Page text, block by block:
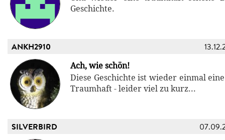
Geschichte.
ANKH2910
Ach, wie schön!
Diese Geschichte ist wieder einmal
Traumhaft - leider viel zu kurz...
SILVERBIRD